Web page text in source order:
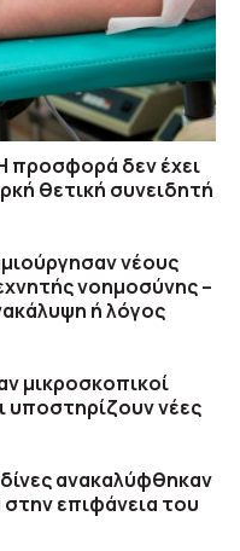
προσφορά δεν έχει
θετική συνειδητή
νέους
νοημοσύνης –
ή λόγος
μικροσκοπικοί
υποστηρίζουν νέες
ανακαλύφθηκαν
επιφάνεια του